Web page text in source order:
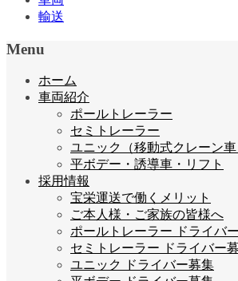
輸送
Menu
ホーム
車両紹介
ポールトレーラー
セミトレーラー
ユニック（移動式クレーン車
平ボデー・誘導車・リフト
採用情報
宝栄運送で働くメリット
ご本人様・ご家族の皆様へ
ポールトレーラー ドライバ
セミトレーラー ドライバー
ユニック ドライバー募集